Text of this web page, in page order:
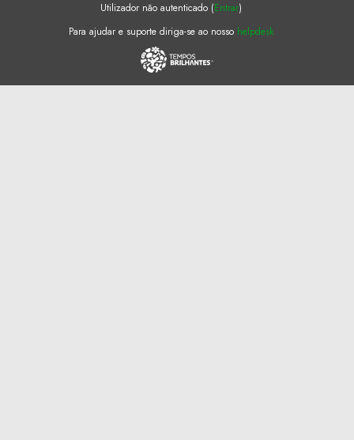
Utilizador não autenticado (Entrar)
Para ajudar e suporte diriga-se ao nosso helpdesk